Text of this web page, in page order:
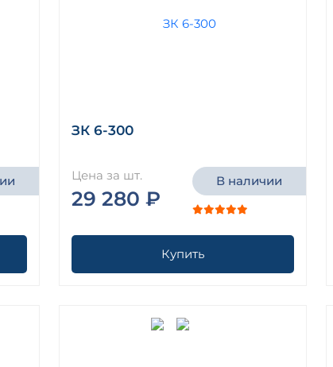
ЗК 6-300
Цена за шт.
29 280 ₽
В наличии
Купить